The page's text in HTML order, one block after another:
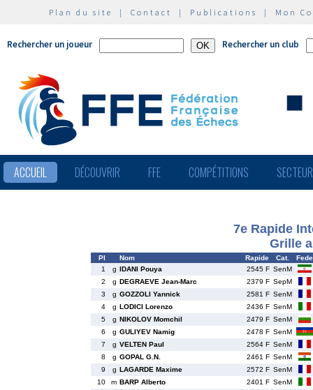
Plan du site | Contact | Publications | Mon
Rechercher un joueur Rechercher un club
ACCUEIL DÉCOUVRIR FFE COMPÉTITIONS
7e Rapide
Grille
Pl Nom Rapide Cat.
Fede
1
g IDANI Pouya 2545 F SenM
2
g DEGRAEVE Jean-Marc 2379 F SepM
3
g GOZZOLI Yannick 2581 F SenM
4
g LODICI Lorenzo 2436 F SenM
5
g NIKOLOV Momchil 2479 F SenM
6
g GULIYEV Namig 2478 F SenM
7
g VELTEN Paul 2564 F SenM
8
g GOPAL G.N. 2461 F SenM
9
g LAGARDE Maxime 2572 F SenM
10
m BARP Alberto 2401 F SenM